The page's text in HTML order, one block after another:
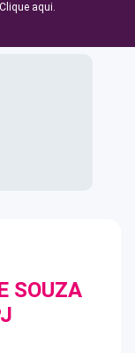
Clique aqui.
SOUZA